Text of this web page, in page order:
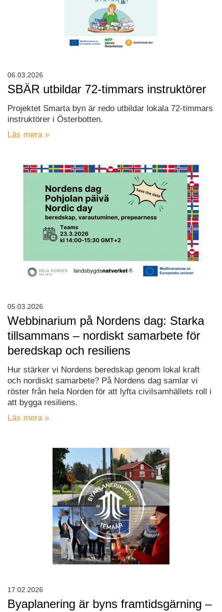
SBÄR utbildar 72-timmars instruktörer
Projektet Smarta byn är redo utbildar lokala 72-timmars
instruktörer i Österbotten.
Läs mera »
06.03.2026
Webbinarium på Nordens dag: Starka
tillsammans – nordiskt samarbete för
beredskap och resiliens
Hur stärker vi Nordens beredskap genom lokal kraft
och nordiskt samarbete? På Nordens dag samlar vi
röster från hela Norden för att lyfta civilsamhällets roll i
att bygga resiliens.
Läs mera »
05.03.2026
Byaplanering är byns framtidsgärning –
17.02.2026